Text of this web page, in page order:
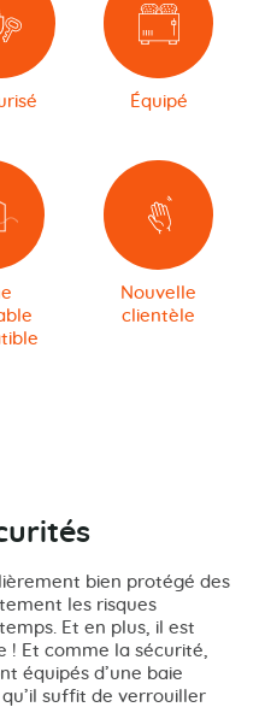
Équipé
Nouvelle
clientèle
bien protégé des
les risques
Et en plus, il est
! Et comme la sécurité,
équipés d’une baie
suffit de verrouiller